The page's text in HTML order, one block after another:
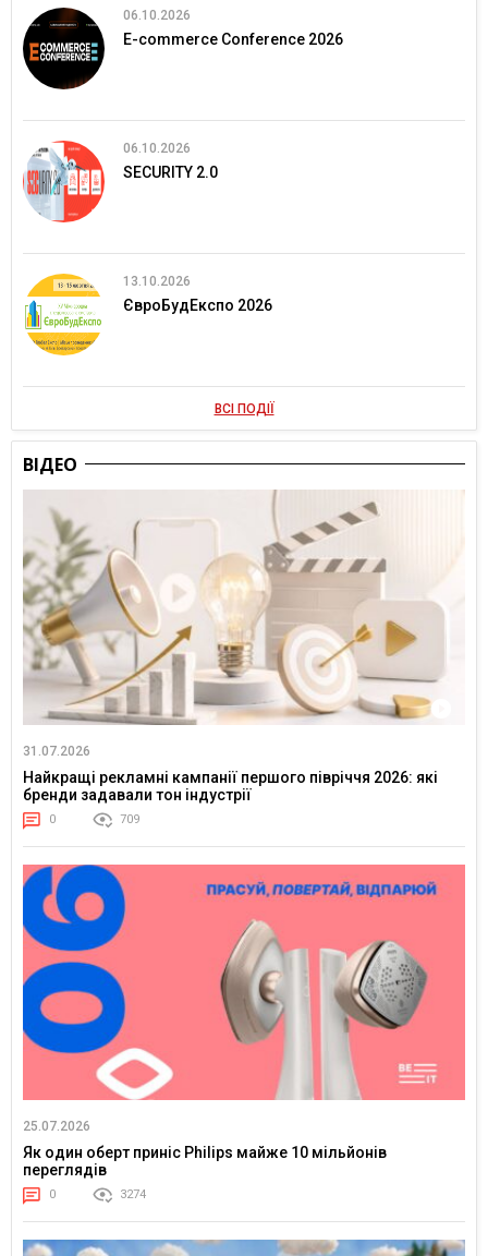
06.10.2026
E-commerce Conference 2026
06.10.2026
SECURITY 2.0
13.10.2026
ЄвроБудЕкспо 2026
ВСІ ПОДІЇ
ВІДЕО
31.07.2026
Найкращі рекламні кампанії першого півріччя 2026: які
бренди задавали тон індустрії
0 709
25.07.2026
Як один оберт приніс Philips майже 10 мільйонів
переглядів
0 3274